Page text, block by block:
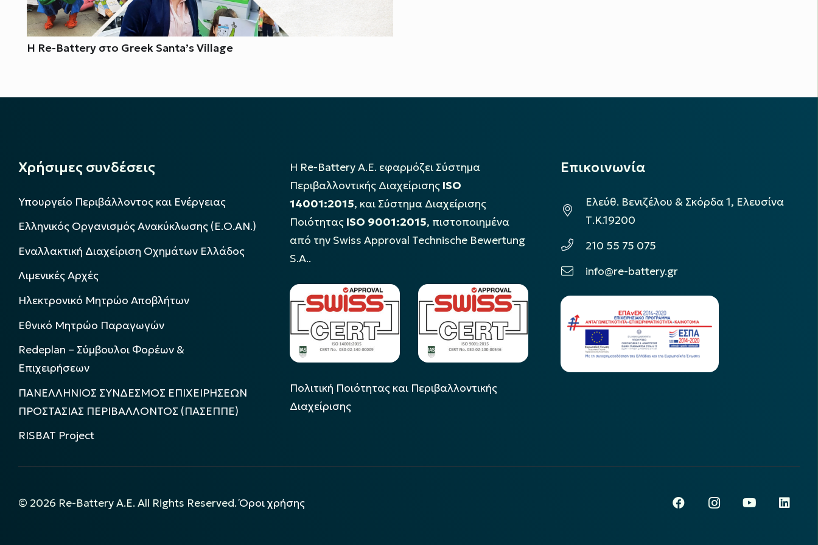
Η Re-Battery στο Greek Santa’s Village
Χρήσιμες συνδέσεις
Υπουργείο Περιβάλλοντος και Ενέργειας
Ελληνικός Οργανισμός Ανακύκλωσης (Ε.Ο.ΑΝ.)
Εναλλακτική Διαχείριση Οχημάτων Ελλάδος
Λιμενικές Αρχές
Ηλεκτρονικό Μητρώο Αποβλήτων
Εθνικό Μητρώο Παραγωγών
Redeplan – Σύμβουλοι Φορέων &
Επιχειρήσεων
ΠΑΝΕΛΛΗΝΙΟΣ ΣΥΝΔΕΣΜΟΣ ΕΠΙΧΕΙΡΗΣΕΩΝ
ΠΡΟΣΤΑΣΙΑΣ ΠΕΡΙΒΑΛΛΟΝΤΟΣ (ΠΑΣΕΠΠΕ)
RISBAT Project
Η Re-Battery Α.Ε. εφαρμόζει Σύστημα
Περιβαλλοντικής Διαχείρισης ISO
14001:2015, και Σύστημα Διαχείρισης
Ποιότητας ISO 9001:2015, πιστοποιημένα
από την Swiss Approval Technische Bewertung
S.A..
Πολιτική Ποιότητας και Περιβαλλοντικής
Διαχείρισης
Επικοινωνία
Ελεύθ. Βενιζέλου & Σκόρδα 1, Ελευσίνα
Τ.Κ.19200
210 55 75 075
info@re-battery.gr
© 2026 Re-Battery A.E. All Rights Reserved.Όροι χρήσης